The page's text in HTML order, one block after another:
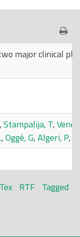
major clinical
,Stampalija, T,
,Oggè, G,Algeri, P,
RTF Tagged